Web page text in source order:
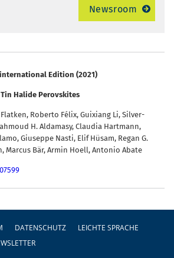
Newsroom
Edition (2021)
Halide Perovskites
Roberto Félix, Guixiang Li, Silver-
H. Aldamasy, Claudia Hartmann,
Giuseppe Nasti, Elif Hüsam, Regan G.
Marcus Bär, Armin Hoell, Antonio Abate
DATENSCHUTZ
LEICHTE SPRACHE